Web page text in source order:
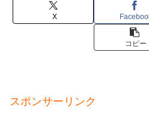
X
コピー
スポンサーリンク